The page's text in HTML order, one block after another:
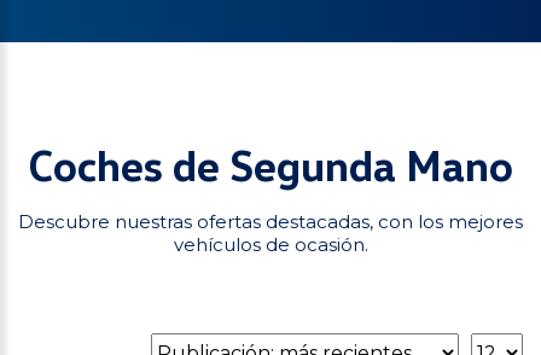
Coches de Segunda Mano
Descubre nuestras ofertas destacadas, con los mejores
vehículos de ocasión.